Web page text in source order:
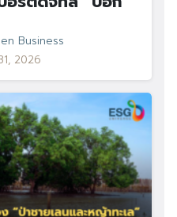
Business
2026